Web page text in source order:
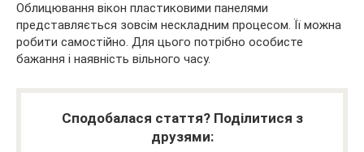
Облицювання вікон пластиковими панелями
представляється зовсім нескладним процесом. Її можна
робити самостійно. Для цього потрібно особисте
бажання і наявність вільного часу.
Сподобалася стаття? Поділитися з
друзями: